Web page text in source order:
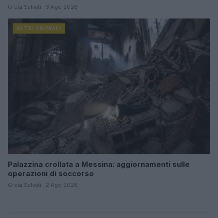
Greta Salvati · 3 Ago 2026
ALTRI ANIMALI
Palazzina crollata a Messina: aggiornamenti sulle
operazioni di soccorso
Greta Salvati · 2 Ago 2026